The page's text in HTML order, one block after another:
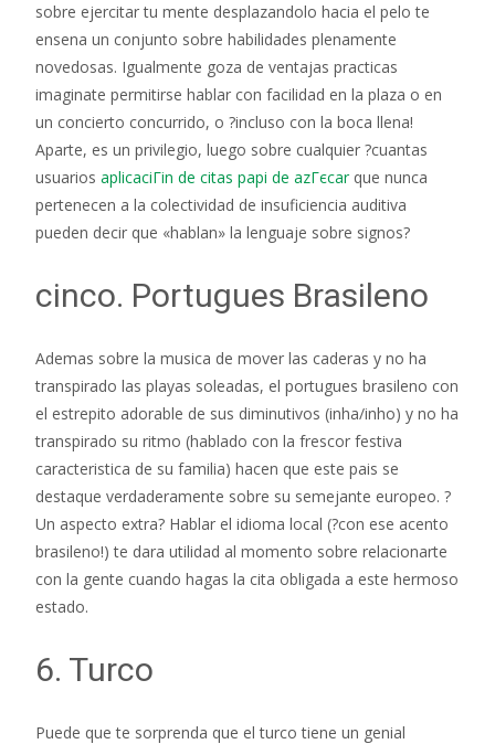
sobre ejercitar tu mente desplazandolo hacia el pelo te
ensena un conjunto sobre habilidades plenamente
novedosas. Igualmente goza de ventajas practicas
imaginate permitirse hablar con facilidad en la plaza o en
un concierto concurrido, o ?incluso con la boca llena!
Aparte, es un privilegio, luego sobre cualquier ?cuantas
usuarios aplicaciГіn de citas papi de azГєcarque nunca
pertenecen a la colectividad de insuficiencia auditiva
pueden decir que «hablan» la lenguaje sobre signos?
cinco. Portugues Brasileno
Ademas sobre la musica de mover las caderas y no ha
transpirado las playas soleadas, el portugues brasileno con
el estrepito adorable de sus diminutivos (inha/inho) y no ha
transpirado su ritmo (hablado con la frescor festiva
caracteristica de su familia) hacen que este pais se
destaque verdaderamente sobre su semejante europeo. ?
Un aspecto extra? Hablar el idioma local (?con ese acento
brasileno!) te dara utilidad al momento sobre relacionarte
con la gente cuando hagas la cita obligada a este hermoso
estado.
6. Turco
Puede que te sorprenda que el turco tiene un genial